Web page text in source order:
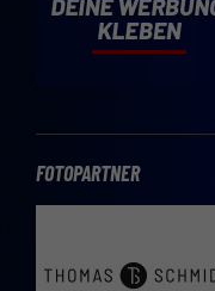
FOTOPARTNER